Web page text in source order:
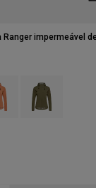
impermeável
of Preto.
swatch type of
Product swatch